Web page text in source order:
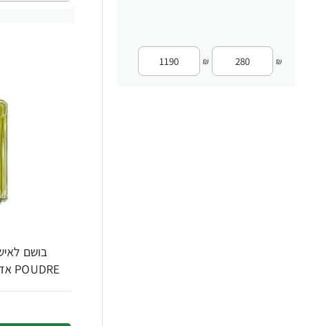
₪
₪
POUDRE אדפ 100 מ"ל - מבית Chanel